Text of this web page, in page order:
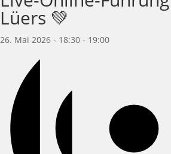
Lüers 💚
26. Mai 2026 - 18:30 - 19:00